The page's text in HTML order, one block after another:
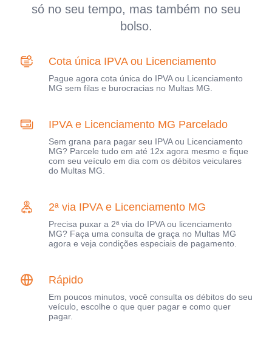
só no seu tempo, mas também no seu
bolso.
Cota única IPVA ou Licenciamento
Pague agora cota única do IPVA ou Licenciamento
MG sem filas e burocracias no Multas MG.
IPVA e Licenciamento MG Parcelado
Sem grana para pagar seu IPVA ou Licenciamento
MG? Parcele tudo em até 12x agora mesmo e fique
com seu veículo em dia com os débitos veiculares
do Multas MG.
2ª via IPVA e Licenciamento MG
Precisa puxar a 2ª via do IPVA ou licenciamento
MG? Faça uma consulta de graça no Multas MG
agora e veja condições especiais de pagamento.
Rápido
Em poucos minutos, você consulta os débitos do seu
veículo, escolhe o que quer pagar e como quer
pagar.